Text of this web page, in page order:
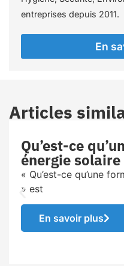
entreprises depuis 2011.
En
Articles
Qu’est-ce
énergie solaire
« Qu’est-ce qu’une
» est
En savoir plus